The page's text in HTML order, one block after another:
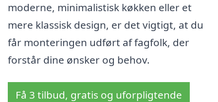
moderne, minimalistisk køkken eller et
mere klassisk design, er det vigtigt, at du
får monteringen udført af fagfolk, der
forstår dine ønsker og behov.
Få 3 tilbud, gratis og uforpligtende